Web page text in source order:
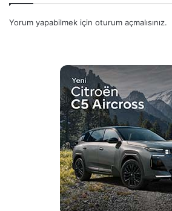
Yorum yapabilmek için oturum açmalısınız.